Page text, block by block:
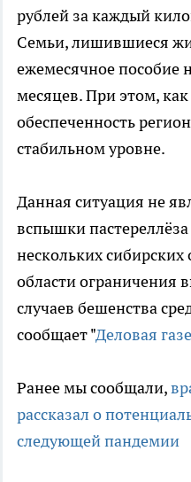
рублей за каждый
Семьи, лишившиеся
ежемесячное пособие
месяцев. При этом,
обеспеченность
стабильном уровне.
Данная ситуация не
вспышки
нескольких сибирских
области ограничения
случаев бешенства
сообщает "Деловая
Ранее мы сообщали,
рассказал о
следующей пандемии